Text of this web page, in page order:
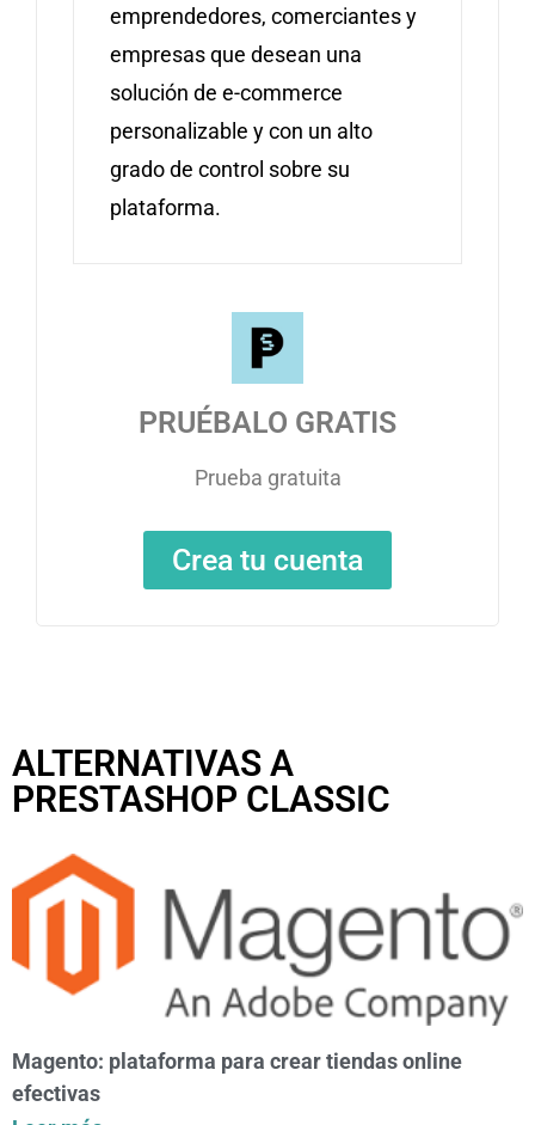
emprendedores, comerciantes y
empresas que desean una
solución de e-commerce
personalizable y con un alto
grado de control sobre su
plataforma.
PRUÉBALO GRATIS
Prueba gratuita
Crea tu cuenta
ALTERNATIVAS A
PRESTASHOP CLASSIC
Magento: plataforma para crear tiendas online
efectivas